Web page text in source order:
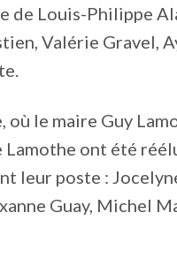
de Louis-Philippe
Valérie Gravel,
où le maire Guy
ont été
leur poste :
Guay, Michel